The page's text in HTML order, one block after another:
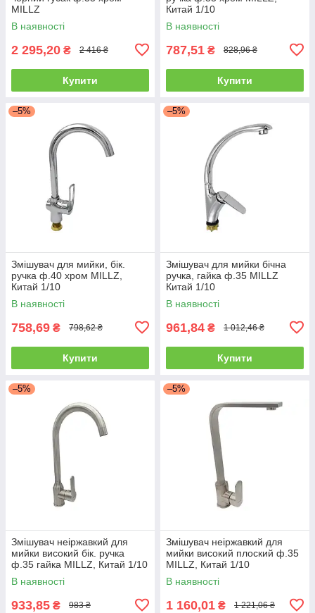
MILLZ
В наявності
2 295,20 ₴ 2 416 ₴
Купити
Китай 1/10
В наявності
787,51 ₴ 828,96 ₴
Купити
–5%
Змішувач для мийки, бік.
ручка ф.40 хром MILLZ,
Китай 1/10
В наявності
758,69 ₴ 798,62 ₴
Купити
–5%
Змішувач для мийки бічна
ручка, гайка ф.35 MILLZ
Китай 1/10
В наявності
961,84 ₴ 1 012,46 ₴
Купити
–5%
Змішувач неіржавкий для
мийки високий бік. ручка
ф.35 гайка MILLZ, Китай 1/10
В наявності
933,85 ₴ 983 ₴
–5%
Змішувач неіржавкий для
мийки високий плоский ф.35
MILLZ, Китай 1/10
В наявності
1 160,01 ₴ 1 221,06 ₴